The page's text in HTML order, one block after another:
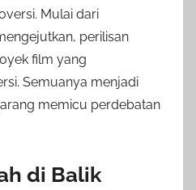
Mulai dari
perilisan
film yang
Semuanya menjadi
memicu perdebatan
di Balik